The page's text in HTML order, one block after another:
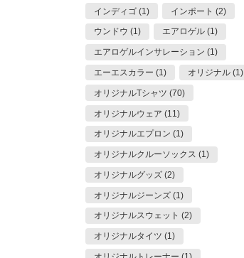
インディゴ (1) インポート (2)
ウンドウ (1) エアロゲル (1)
エアロゲルインサレーション (1)
エーエスカラー (1) オリジナル (1)
オリジナルTシャツ (70)
オリジナルウェア (11)
オリジナルエプロン (1)
オリジナルクルーソックス (1)
オリジナルグッズ (2)
オリジナルジーンズ (1)
オリジナルスウェット (2)
オリジナルタイツ (1)